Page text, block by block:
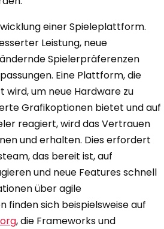
einer Spieleplattform.
Leistung, neue
Spielerpräferenzen
Eine Plattform, die
um neue Hardware zu
Grafikoptionen bietet und auf
reagiert, wird das Vertrauen
und erhalten. Dies erfordert
das bereit ist, auf
und neue Features schnell
über agile
finden sich beispielsweise auf
, die Frameworks und